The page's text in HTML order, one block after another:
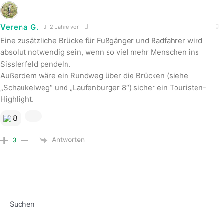
Verena G. 2 Jahre vor
Eine zusätzliche Brücke für Fußgänger und Radfahrer wird
absolut notwendig sein, wenn so viel mehr Menschen ins
Sisslerfeld pendeln.
Außerdem wäre ein Rundweg über die Brücken (siehe
„Schaukelweg“ und „Laufenburger 8“) sicher ein Touristen-
Highlight.
8
3 Antworten
Suchen